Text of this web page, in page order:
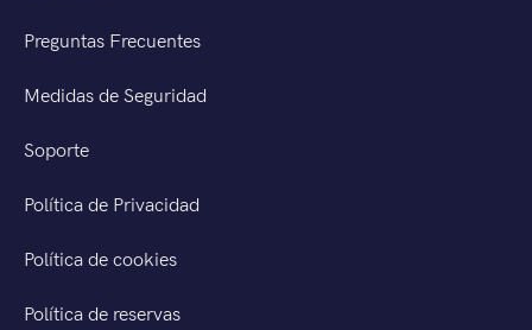
Preguntas Frecuentes
Medidas de Seguridad
Soporte
Política de Privacidad
Política de cookies
Política de reservas